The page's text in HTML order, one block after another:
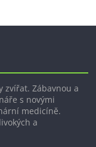
zvířat. Zábavnou a
s novými
medicíně.
a